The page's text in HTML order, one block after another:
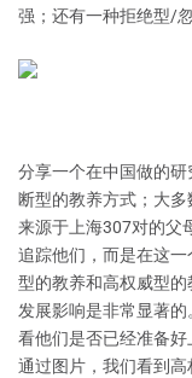
强；还有一种拒绝型/
分享一个在中国做的
断型的教养方式；大
来源于上海307对的父
追踪他们，而是在这
型的教养和高权威型
发展影响是非常显著
看他们是否已经准备好
通过图片，我们看到